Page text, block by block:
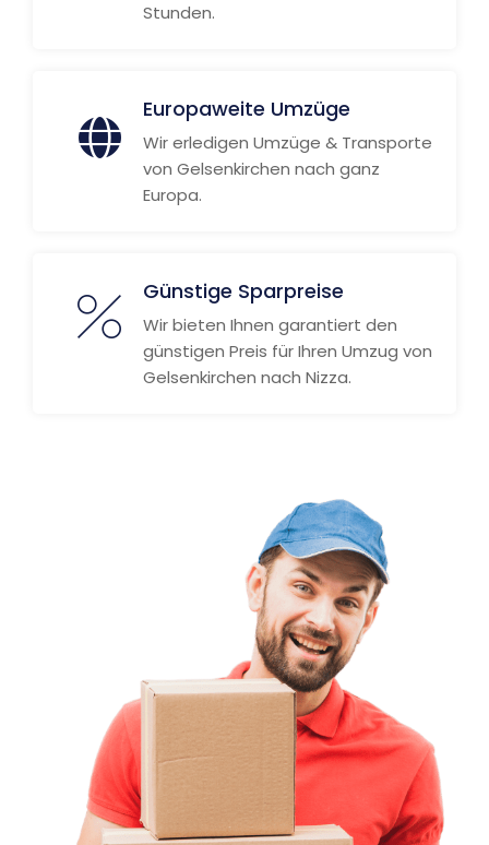
Stunden.
Europaweite Umzüge
Wir erledigen Umzüge & Transporte
von Gelsenkirchen nach ganz
Europa.
Günstige Sparpreise
Wir bieten Ihnen garantiert den
günstigen Preis für Ihren Umzug von
Gelsenkirchen nach Nizza.